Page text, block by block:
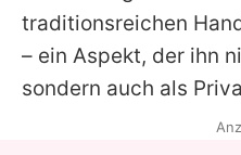
traditionsreichen
– ein Aspekt, der ihn
sondern auch als